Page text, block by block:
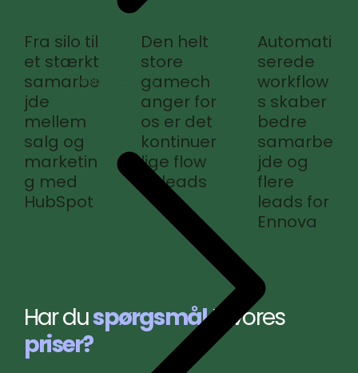
CRM migration
Fra silo til
et stærkt
samarbe
jde
mellem
salg og
marketin
g med
HubSpot
Ballisager
Den helt
store
gamech
anger for
os er det
kontinuer
lige flow
af leads
Automati
serede
workflow
s skaber
bedre
samarbe
jde og
flere
leads for
Ennova
Har duspørgsmåltil vores
priser?